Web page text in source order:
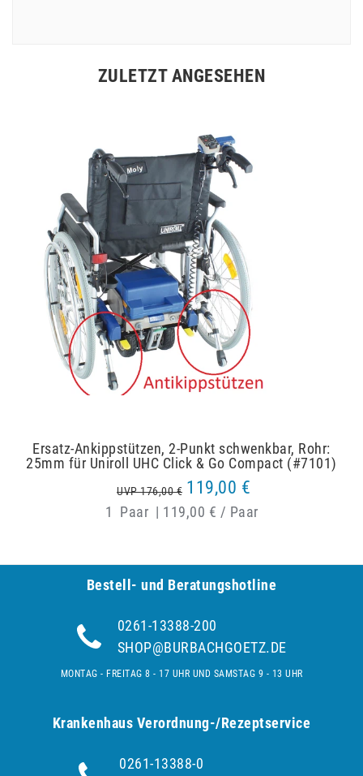
ZULETZT ANGESEHEN
Ersatz-Ankippstützen, 2-Punkt schwenkbar, Rohr:
25mm für Uniroll UHC Click & Go Compact (#7101)
UVP 176,00 € 119,00 €
1 Paar | 119,00 € / Paar
Bestell- und Be­ra­tungs­hot­line
0261-13388-200
SHOP@BURBACHGOETZ.DE
MONTAG - FREITAG 8 - 17 UHR UND SAMSTAG 9 - 13 UHR
Krankenhaus Verordnung-/Rezeptservice
0261-13388-0